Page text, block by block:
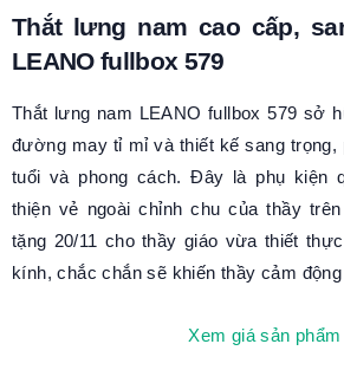
Thắt lưng nam cao cấp,
LEANO fullbox 579
Thắt lưng nam LEANO fullbox 579 sở
đường may tỉ mỉ và thiết kế sang
tuổi và phong cách. Đây là phụ kiện
thiện vẻ ngoài chỉnh chu của thầy
tặng 20/11 cho thầy giáo vừa thiết
kính, chắc chắn sẽ khiến thầy cảm
Xem giá sản phẩm